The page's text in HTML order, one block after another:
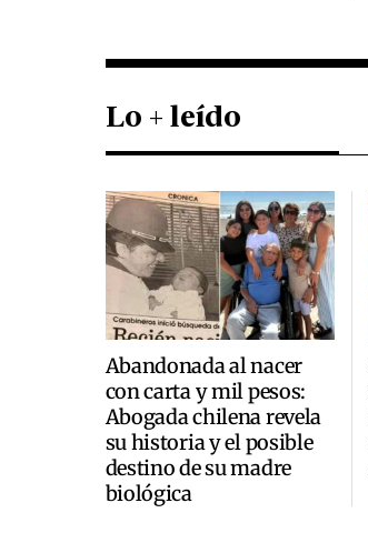
Lo + leído
Abandonada al nacer
con carta y mil pesos:
Abogada chilena revela
su historia y el posible
destino de su madre
biológica